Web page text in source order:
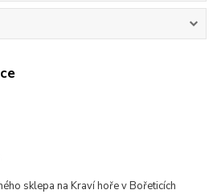
sklepa na Kraví hoře v Bořeticích